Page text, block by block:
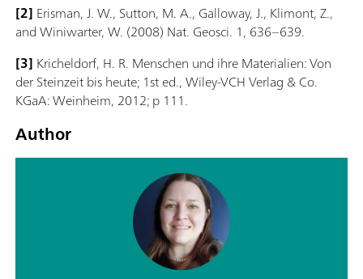
[2] Erisman, J. W., Sutton, M. A., Galloway, J., Klimont, Z.,
and Winiwarter, W. (2008) Nat. Geosci. 1, 636–639.
[3] Kricheldorf, H. R. Menschen und ihre Materialien: Von
der Steinzeit bis heute; 1st ed., Wiley-VCH Verlag & Co.
KGaA: Weinheim, 2012; p 111.
Author